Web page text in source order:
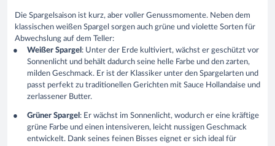
Die Spargelsaison ist kurz, aber voller Genussmomente. Neben dem
klassischen weißen Spargel sorgen auch grüne und violette Sorten für
Abwechslung auf dem Teller:
Weißer Spargel : Unter der Erde kultiviert, wächst er geschützt vor
Sonnenlicht und behält dadurch seine helle Farbe und den zarten,
milden Geschmack. Er ist der Klassiker unter den Spargelarten und
passt perfekt zu traditionellen Gerichten mit Sauce Hollandaise und
zerlassener Butter.
Grüner Spargel : Er wächst im Sonnenlicht, wodurch er eine kräftige
grüne Farbe und einen intensiveren, leicht nussigen Geschmack
entwickelt. Dank seines feinen Bisses eignet er sich ideal für